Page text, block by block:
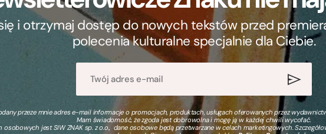
i otrzymaj dostęp do nowych tekstów przed
polecenia kulturalne specjalnie dla Ciebie.
przeze mnie adres e-mail informacje o promocjach, produktach, usługach oferowanych przez
Mam świadomość, że zgoda jest dobrowolna i mogę ją w każdej chwili wycofać.
jest SIW ZNAK sp. z o.o., dane osobowe będą przetwarzane w celach marketingowych.